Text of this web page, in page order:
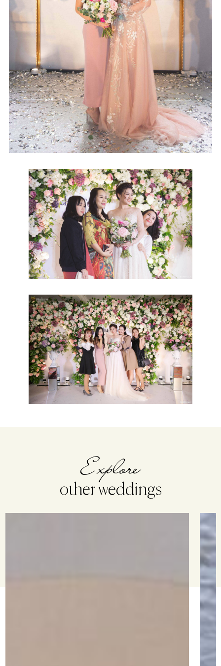
Explore
other weddings